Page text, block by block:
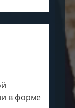
в форме